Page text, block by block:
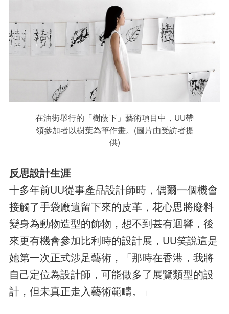
在油街舉行的「樹蔭下」藝術項目中，UU帶
領參加者以樹葉為筆作畫。(圖片由受訪者提
供)
反思設計生涯
十多年前UU從事產品設計師時，偶爾一個機會
接觸了手袋廠遺留下來的皮革，花心思將廢料
變身為動物造型的飾物，想不到甚有迴響，後
來更有機會參加比利時的設計展，UU笑說這是
她第一次正式涉足藝術，「那時在香港，我將
自己定位為設計師，可能做多了展覽類型的設
計，但未真正走入藝術範疇。」